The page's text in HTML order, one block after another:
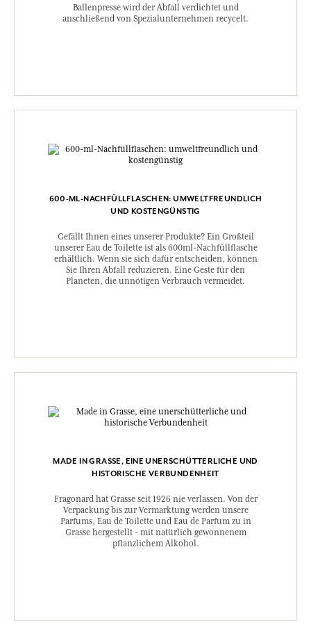
Ballenpresse wird der Abfall verdichtet und
anschließend von Spezialunternehmen recycelt.
600-ML-NACHFÜLLFLASCHEN: UMWELTFREUNDLICH
UND KOSTENGÜNSTIG
Gefällt Ihnen eines unserer Produkte? Ein Großteil
unserer Eau de Toilette ist als 600ml-Nachfüllflasche
erhältlich. Wenn sie sich dafür entscheiden, können
Sie Ihren Abfall reduzieren. Eine Geste für den
Planeten, die unnötigen Verbrauch vermeidet.
MADE IN GRASSE, EINE UNERSCHÜTTERLICHE UND
HISTORISCHE VERBUNDENHEIT
Fragonard hat Grasse seit 1926 nie verlassen. Von der
Verpackung bis zur Vermarktung werden unsere
Parfums, Eau de Toilette und Eau de Parfum zu in
Grasse hergestellt - mit natürlich gewonnenem
pflanzlichem Alkohol.